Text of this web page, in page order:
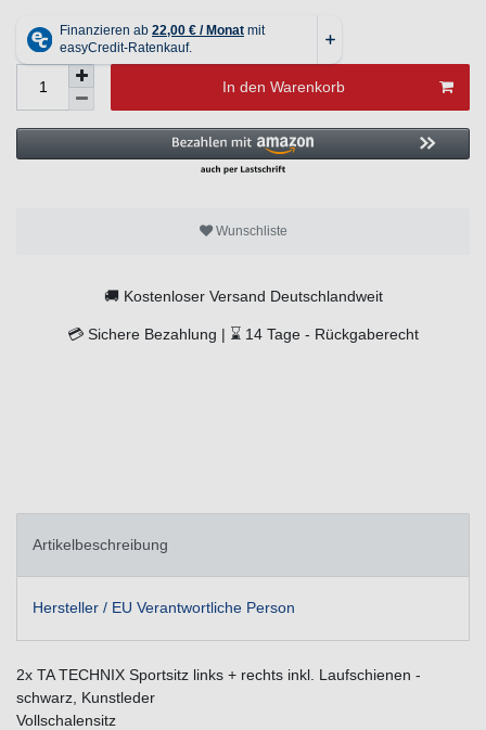
In den Warenkorb
Wunschliste
🚚 Kostenloser Versand Deutschlandweit
💳 Sichere Bezahlung | ⌛ 14 Tage - Rückgaberecht
Artikelbeschreibung
Hersteller / EU Verantwortliche Person
2x TA TECHNIX Sportsitz links + rechts inkl. Laufschienen -
schwarz, Kunstleder
Vollschalensitz